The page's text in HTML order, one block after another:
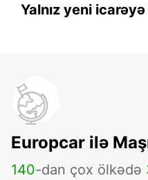
Yalnız yeni
Europcar ilə
140-dan çox ölkədə